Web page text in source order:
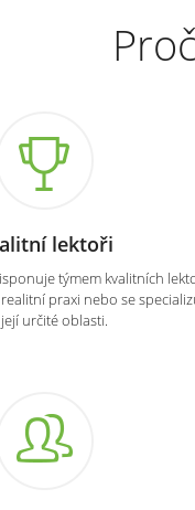
lektoři
týmem kvalitních
praxi nebo se
určité oblasti.